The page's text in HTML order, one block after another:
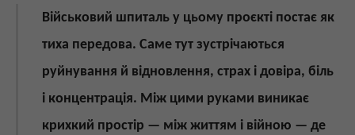
Військовий шпиталь у цьому проєкті постає як
тиха передова. Саме тут зустрічаються
руйнування й відновлення, страх і довіра, біль
і концентрація. Між цими руками виникає
крихкий простір — між життям і війною — де